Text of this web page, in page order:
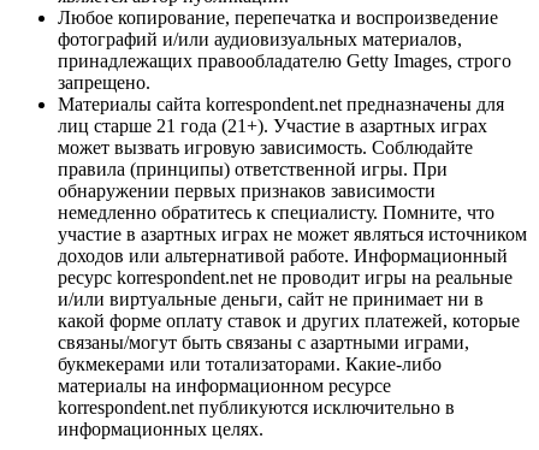
Любое копирование, перепечатка и воспроизведение
фотографий и/или аудиовизуальных материалов,
принадлежащих правообладателю Getty Images, строго
запрещено.
Материалы сайта korrespondent.net предназначены для
лиц старше 21 года (21+). Участие в азартных играх
может вызвать игровую зависимость. Соблюдайте
правила (принципы) ответственной игры. При
обнаружении первых признаков зависимости
немедленно обратитесь к специалисту. Помните, что
участие в азартных играх не может являться источником
доходов или альтернативой работе. Информационный
ресурс korrespondent.net не проводит игры на реальные
и/или виртуальные деньги, сайт не принимает ни в
какой форме оплату ставок и других платежей, которые
связаны/могут быть связаны с азартными играми,
букмекерами или тотализаторами. Какие-либо
материалы на информационном ресурсе
korrespondent.net публикуются исключительно в
информационных целях.